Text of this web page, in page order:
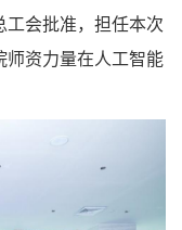
工会批准，担任本次
师资力量在人工智能